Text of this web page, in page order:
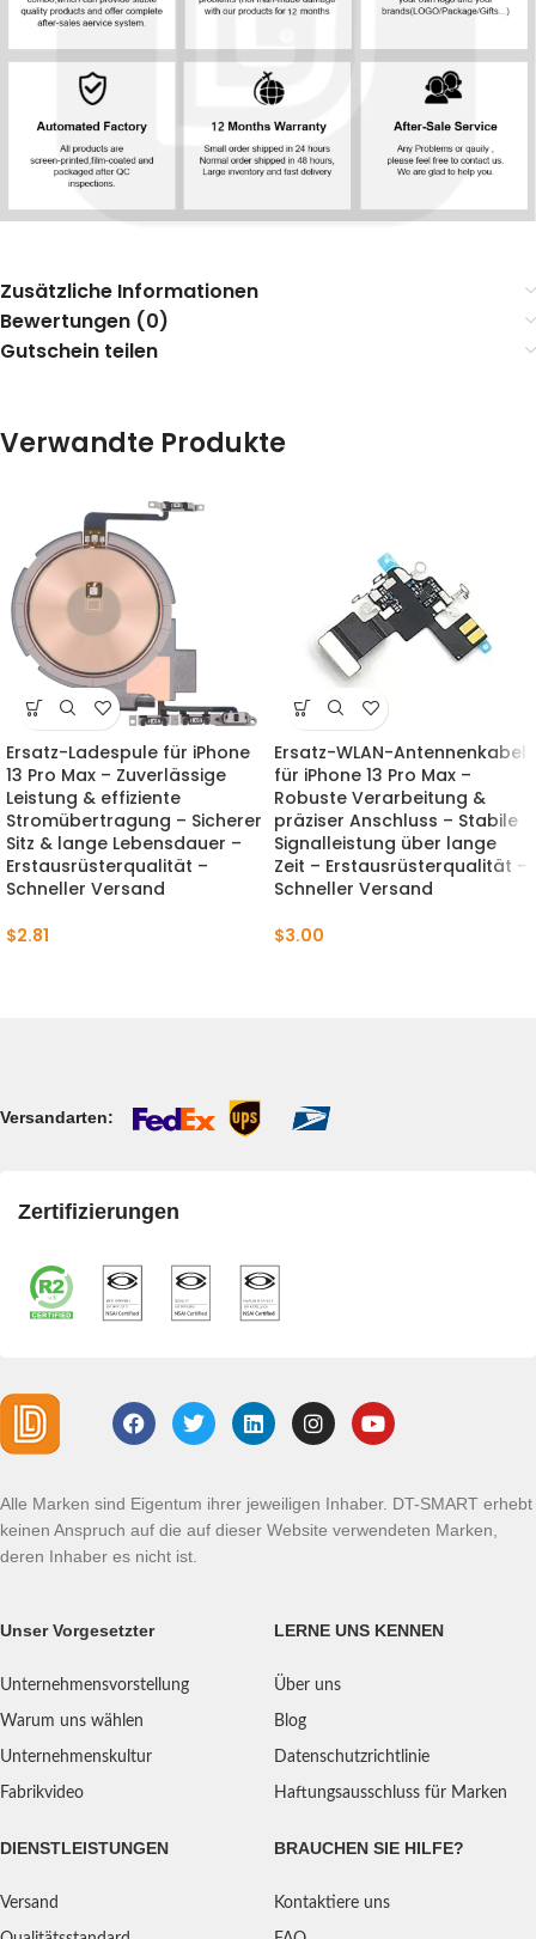
Zusätzliche Informationen
Bewertungen (0)
Gutschein teilen
Verwandte Produkte
Ersatz-Ladespule für iPhone
13 Pro Max – Zuverlässige
Leistung & effiziente
Stromübertragung – Sicherer
Sitz & lange Lebensdauer –
Erstausrüsterqualität –
Schneller Versand
$2.81
Ersatz-WLAN-Antennenkabel
für iPhone 13 Pro Max –
Robuste Verarbeitung &
präziser Anschluss – Stabile
Signalleistung über lange
Zeit – Erstausrüsterqualität –
Schneller Versand
$3.00
Versandarten:
Zertifizierungen
Alle Marken sind Eigentum ihrer jeweiligen Inhaber. DT-SMART erhebt
keinen Anspruch auf die auf dieser Website verwendeten Marken,
deren Inhaber es nicht ist.
Unser Vorgesetzter
Unternehmensvorstellung
Warum uns wählen
Unternehmenskultur
Fabrikvideo
LERNE UNS KENNEN
Über uns
Blog
Datenschutzrichtlinie
Haftungsausschluss für Marken
DIENSTLEISTUNGEN
Versand
BRAUCHEN SIE HILFE?
Kontaktiere uns